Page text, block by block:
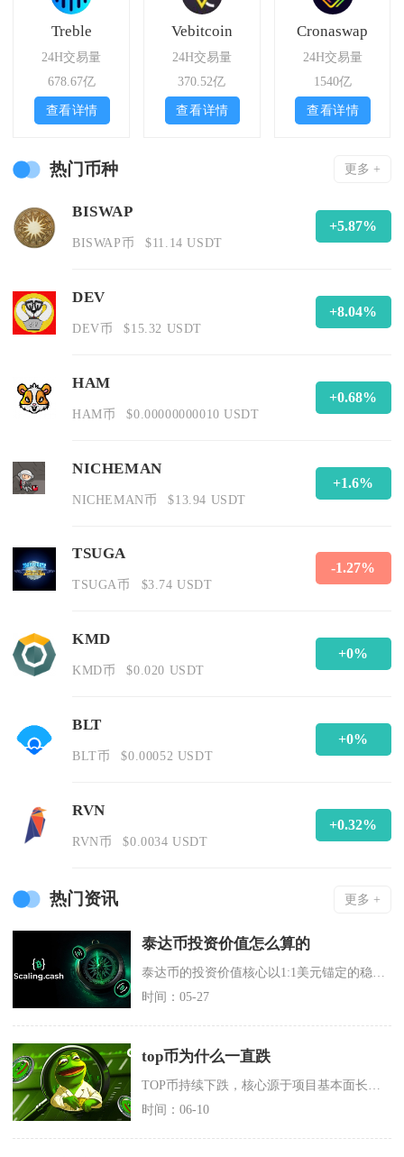
Treble
24H交易量
678.67亿
查看详情
Vebitcoin
24H交易量
370.52亿
查看详情
Cronaswap
24H交易量
1540亿
查看详情
热门币种 更多 +
BISWAP
BISWAP币 $11.14 USDT
+5.87%
DEV
DEV币 $15.32 USDT
+8.04%
HAM
HAM币 $0.00000000010 USDT
+0.68%
NICHEMAN
NICHEMAN币 $13.94 USDT
+1.6%
TSUGA
TSUGA币 $3.74 USDT
-1.27%
KMD
KMD币 $0.020 USDT
+0%
BLT
BLT币 $0.00052 USDT
+0%
RVN
RVN币 $0.0034 USDT
+0.32%
热门资讯 更多 +
泰达币投资价值怎么算的
时间：05-27
top币为什么一直跌
TOP币持续下跌，核心源于项目基本面长期停滞、代币解锁抛压沉重、市场流动性枯竭、宏观环境与
时间：06-10